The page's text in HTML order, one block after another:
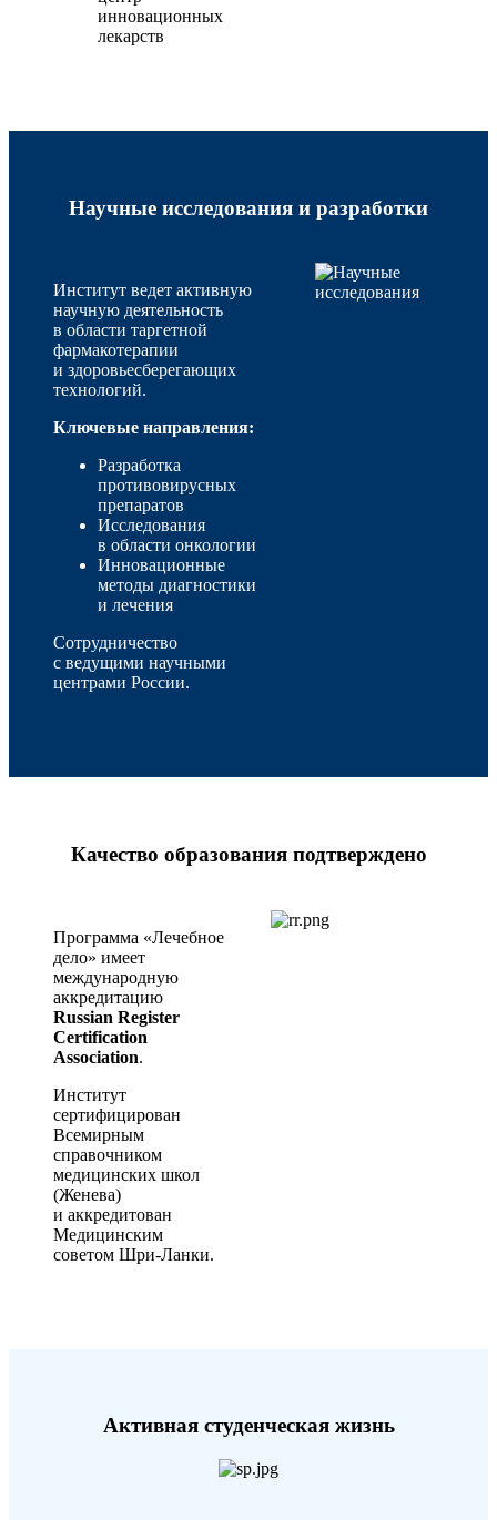
инновационных
лекарств
Научные исследования и разработки
Институт ведет активную
научную деятельность
в области таргетной
фармакотерапии
и здоровьесберегающих
технологий.
Ключевые направления:
Разработка
противовирусных
препаратов
Исследования
в области онкологии
Инновационные
методы диагностики
и лечения
Сотрудничество
с ведущими научными
центрами России.
Качество образования подтверждено
Программа «Лечебное
дело» имеет
международную
аккредитацию
Russian Register
Certification
Association.
Институт
сертифицирован
Всемирным
справочником
медицинских школ
(Женева)
и аккредитован
Медицинским
советом Шри-Ланки.
Активная студенческая жизнь